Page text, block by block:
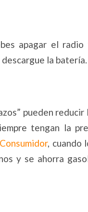
apagar el
la batería.
pueden
tengan la
, cuando
y se ahorra